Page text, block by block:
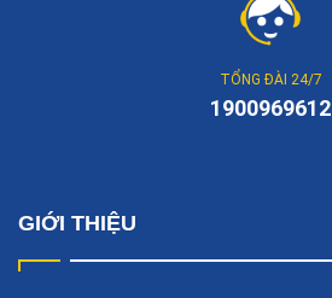
TỔNG ĐÀI 24/7
1900969612
GIỚI THIỆU